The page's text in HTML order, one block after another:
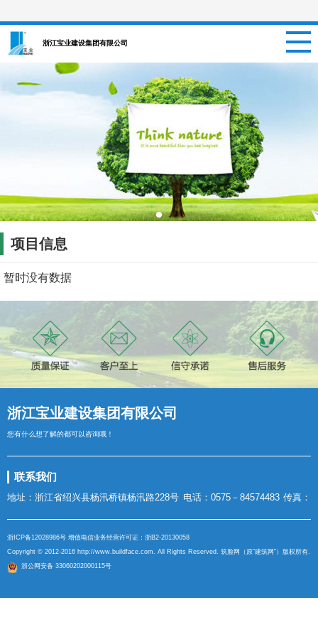
浙江宝业建设集团有限公司
网站首页
新闻资讯
项目信息
招聘信息
案例中心
项目信息
暂时没有数据
浙江宝业建设集团有限公司
您有什么想了解的都可以咨询哦！
联系我们
地址：浙江省绍兴县杨汛桥镇杨汛路228号 电话：0575－84574483 传真：
浙ICP备12028986号 增值电信业务经营许可证： 浙B2-20130058
Copyright © 2012-2016 http://www.buildface.com. All Rights Reserved. 筑脸网（原“建筑网”）版权所有.
浙公网安备 33060202000115号